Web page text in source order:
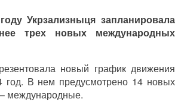
Укрзализныця запланировала
трех новых международных
новый график движения
год. В нем предусмотрено 14 новых
международные.